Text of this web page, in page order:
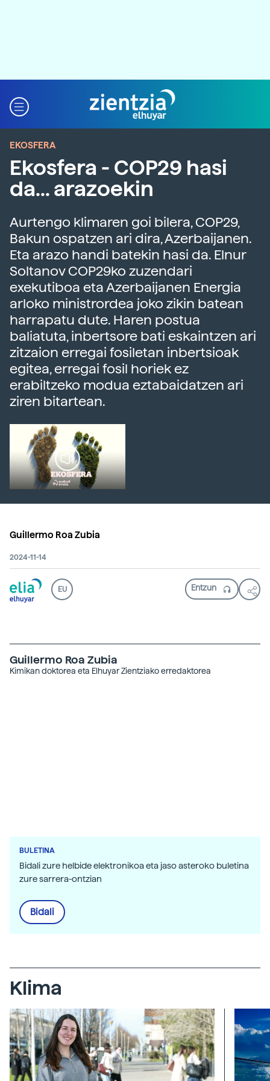
EKOSFERA
Ekosfera - COP29 hasi
da... arazoekin
Aurtengo klimaren goi bilera, COP29,
Bakun ospatzen ari dira, Azerbaijanen.
Eta arazo handi batekin hasi da. Elnur
Soltanov COP29ko zuzendari
exekutiboa eta Azerbaijanen Energia
arloko ministrordea joko zikin batean
harrapatu dute. Haren postua
baliatuta, inbertsore bati eskaintzen ari
zitzaion erregai fosiletan inbertsioak
egitea, erregai fosil horiek ez
erabiltzeko modua eztabaidatzen ari
ziren bitartean.
Guillermo Roa Zubia
2024-11-14
EU
Guillermo Roa Zubia
Kimikan doktorea eta Elhuyar Zientziako erredaktorea
BULETINA
Bidali zure helbide elektronikoa eta jaso asteroko buletina
zure sarrera-ontzian
Bidali
Klima